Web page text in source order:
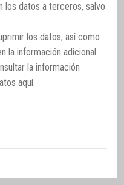
los datos a terceros, salvo
los datos, así como
la información adicional.
la información
aquí.